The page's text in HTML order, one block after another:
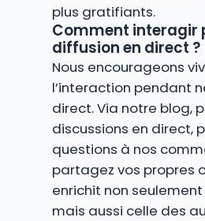
plus gratifiants.
Comment interagir
diffusion en direct ?
Nous encourageons
l’interaction pendant
direct. Via notre blog,
discussions en direct,
questions à nos
partagez vos propres
enrichit non
mais aussi celle des